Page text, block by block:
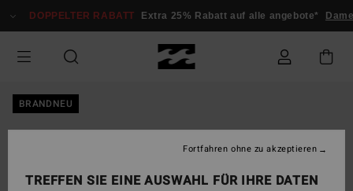
zur
springen
DOPPELTER RABATT Extra 25% Rabatt auf alle angebote* Damen
BRANDNEU
TREFFEN SIE EINE AUSWAHL FÜR IHRE DATEN
Fortfahren ohne zu akzeptieren